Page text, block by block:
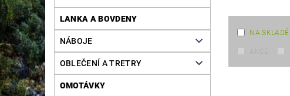
LANKA A BOVDENY
NÁBOJE
OBLEČENÍ A TRETRY
OMOTÁVKY
NA SKLADĚ